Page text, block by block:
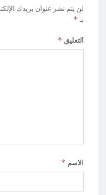
لن يتم نشر عنوان بريدك
بـ *
التعليق *
الاسم *